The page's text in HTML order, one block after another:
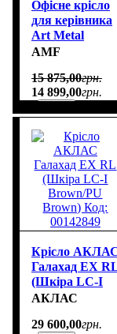
Офісне крісло
для керівника
Art Metal
Furniture Larry
AMF
15 875,00грн.
14 899,00грн.
Крісло
Галахад EX
(Шкіра LC-I
Brown/PU
00142849
АКЛАС
29 600,00грн.